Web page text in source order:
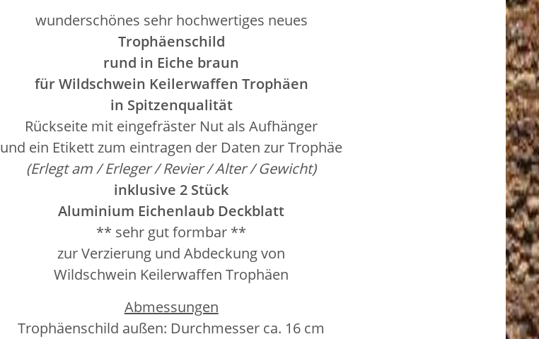
wunderschönes sehr hochwertiges neues
Trophäenschild
rund in Eiche braun
für Wildschwein Keilerwaffen Trophäen
in Spitzenqualität
Rückseite mit eingefräster Nut als Aufhänger
und ein Etikett zum eintragen der Daten zur Trophäe
(Erlegt am / Erleger / Revier / Alter / Gewicht)
inklusive 2 Stück
Aluminium Eichenlaub Deckblatt
** sehr gut formbar **
zur Verzierung und Abdeckung von
Wildschwein Keilerwaffen Trophäen
Abmessungen
Trophäenschild außen: Durchmesser ca. 16 cm